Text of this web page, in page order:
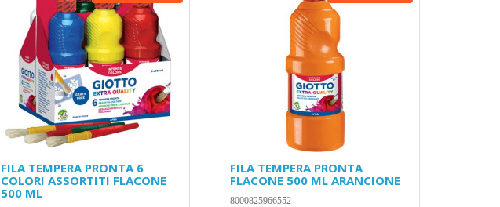
FILA TEMPERA PRONTA 6
COLORI ASSORTITI FLACONE
500 ML
FILA TEMPERA PRONTA
FLACONE 500 ML ARANCIONE
8000825966552